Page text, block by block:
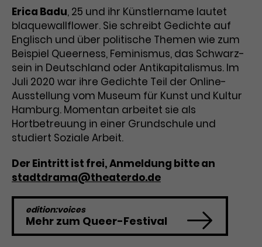
Zweck
Dieses Cookie dient der Anzeige
personalisierter Werbung und
misst die Wirksamkeit von
Werbekampagnen über
verschiedene Websites hinweg.
Erica Badu, 25 und ihr Künstlername lautet
blaquewallflower. Sie schreibt Gedichte auf
Englisch und über politische Themen wie zum
Beispiel Queerness, Feminismus, das Schwarz-
sein in Deutschland oder Antikapitalismus. Im
Juli 2020 war ihre Gedichte Teil der Online-
Ausstellung vom Museum für Kunst und Kultur
Hamburg. Momentan arbeitet sie als
Hortbetreuung in einer Grundschule und
studiert Soziale Arbeit.
Der Eintritt ist frei, Anmeldung bitte an
stadtdrama@theaterdo.de
edition:voices
Mehr zum Queer-Festival